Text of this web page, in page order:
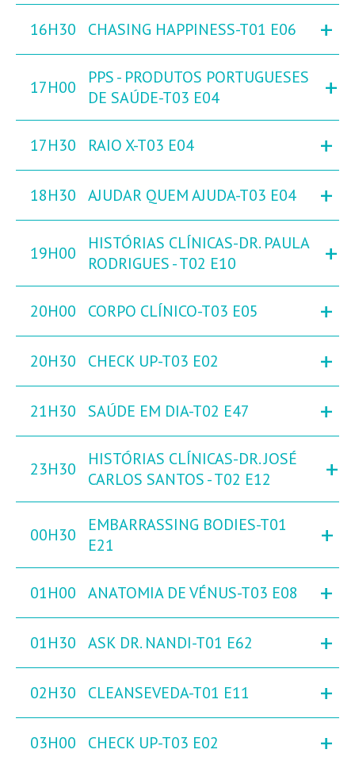
16H30 CHASING HAPPINESS-T01 E06 +
17H00
PPS - PRODUTOS PORTUGUESES
DE SAÚDE-T03 E04
+
17H30 RAIO X-T03 E04 +
18H30 AJUDAR QUEM AJUDA-T03 E04 +
19H00
HISTÓRIAS CLÍNICAS-DR. PAULA
RODRIGUES - T02 E10
+
20H00 CORPO CLÍNICO-T03 E05 +
20H30 CHECK UP-T03 E02 +
21H30 SAÚDE EM DIA-T02 E47 +
23H30
HISTÓRIAS CLÍNICAS-DR. JOSÉ
CARLOS SANTOS - T02 E12
+
00H30
EMBARRASSING BODIES-T01
E21
+
01H00 ANATOMIA DE VÉNUS-T03 E08 +
01H30 ASK DR. NANDI-T01 E62 +
02H30 CLEANSEVEDA-T01 E11 +
03H00 CHECK UP-T03 E02 +